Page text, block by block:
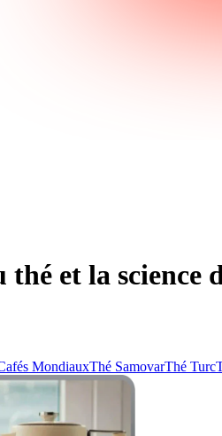
et la science
MondiauxThé SamovarThé Turc